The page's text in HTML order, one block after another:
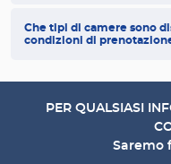
Che tipi di camere sono
condizioni di
PER QUALSIASI
Saremo